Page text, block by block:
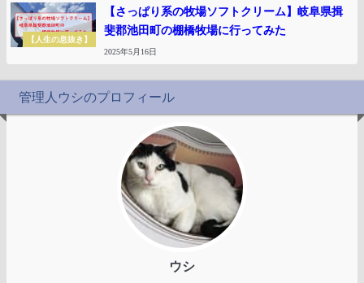
【人生の息抜き】
【さっぱり系の牧場ソフトクリーム】岐阜県揖
斐郡池田町の棚橋牧場に行ってみた
2025年5月16日
管理人ウシのプロフィール
ウシ